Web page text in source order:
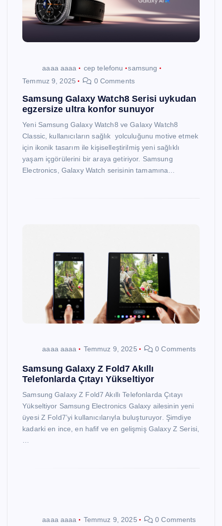
aaaa aaaa cep telefonu
samsung
Temmuz 9, 2025
0 Comments
Samsung Galaxy Watch8 Serisi uykudan
egzersize ultra konfor sunuyor
Yeni Samsung Galaxy Watch8 ve Galaxy Watch8
Classic, kullanıcıların sağlık yolculuğunu motive etmek
için ikonik tasarım ile kişiselleştirilmiş yeni sağlıklı
yaşam içgörülerini bir araya getiriyor. Samsung
Electronics, Galaxy Watch serisinin tamamına…
aaaa aaaa Temmuz 9, 2025 0 Comments
Samsung Galaxy Z Fold7 Akıllı
Telefonlarda Çıtayı Yükseltiyor
Samsung Galaxy Z Fold7 Akıllı Telefonlarda Çıtayı
Yükseltiyor Samsung Electronics Galaxy ailesinin yeni
üyesi Z Fold7’yi kullanıcılarıyla buluşturuyor. Şimdiye
kadarki en ince, en hafif ve en gelişmiş Galaxy Z Serisi,
aaaa aaaa Temmuz 9, 2025 0 Comments